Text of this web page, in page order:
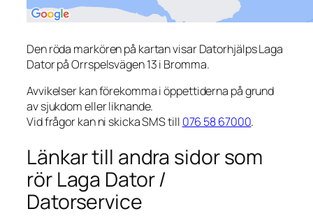
Den röda markören på kartan visar Datorhjälps Laga
Dator på Orrspelsvägen 13 i Bromma.
Avvikelser kan förekomma i öppettiderna på grund
av sjukdom eller liknande.
Vid frågor kan ni skicka SMS till 076 58 67000.
Länkar till andra sidor som
rör Laga Dator /
Datorservice